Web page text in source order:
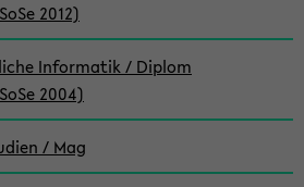
2012)
Informatik / Diplom
2004)
/ Mag